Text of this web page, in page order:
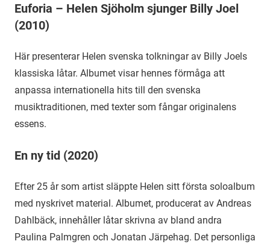
Euforia – Helen Sjöholm sjunger Billy Joel
(2010)
Här presenterar Helen svenska tolkningar av Billy Joels
klassiska låtar. Albumet visar hennes förmåga att
anpassa internationella hits till den svenska
musiktraditionen, med texter som fångar originalens
essens.
En ny tid (2020)
Efter 25 år som artist släppte Helen sitt första soloalbum
med nyskrivet material. Albumet, producerat av Andreas
Dahlbäck, innehåller låtar skrivna av bland andra
Paulina Palmgren och Jonatan Järpehag. Det personliga